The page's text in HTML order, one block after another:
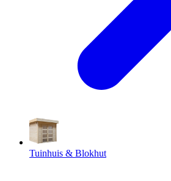
Tuinhuis & Blokhut